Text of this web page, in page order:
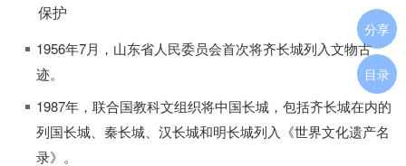
保护
1956年7月，山东省人民委员会首次将齐长城列入文物古
迹。
1987年，联合国教科文组织将中国长城，包括齐长城在内的
列国长城、秦长城、汉长城和明长城列入《世界文化遗产名
录》。
目录
分享